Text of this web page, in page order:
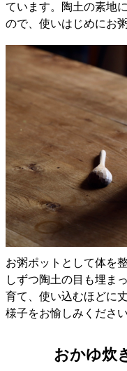
ています。陶土の素地
ので、使いはじめにお
お粥ポットとして体を
しずつ陶土の目も埋ま
育て、使い込むほどに
様子をお愉しみください
おかゆ炊